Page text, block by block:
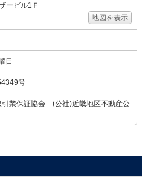
ービル1Ｆ
地図を表示
日
号
引業保証協会 (公社)近畿地区不動産公